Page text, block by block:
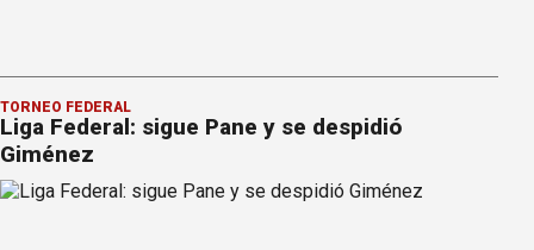
TORNEO FEDERAL
Liga Federal: sigue Pane y se despidió
Giménez